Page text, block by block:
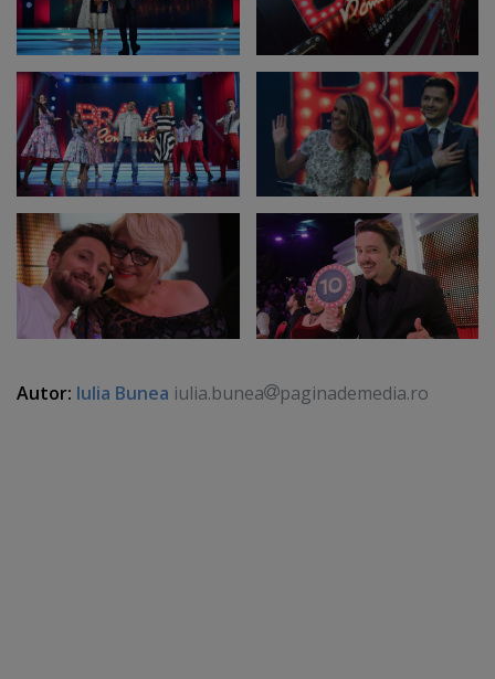
Autor: Iulia Bunea iulia.bunea paginademedia.ro